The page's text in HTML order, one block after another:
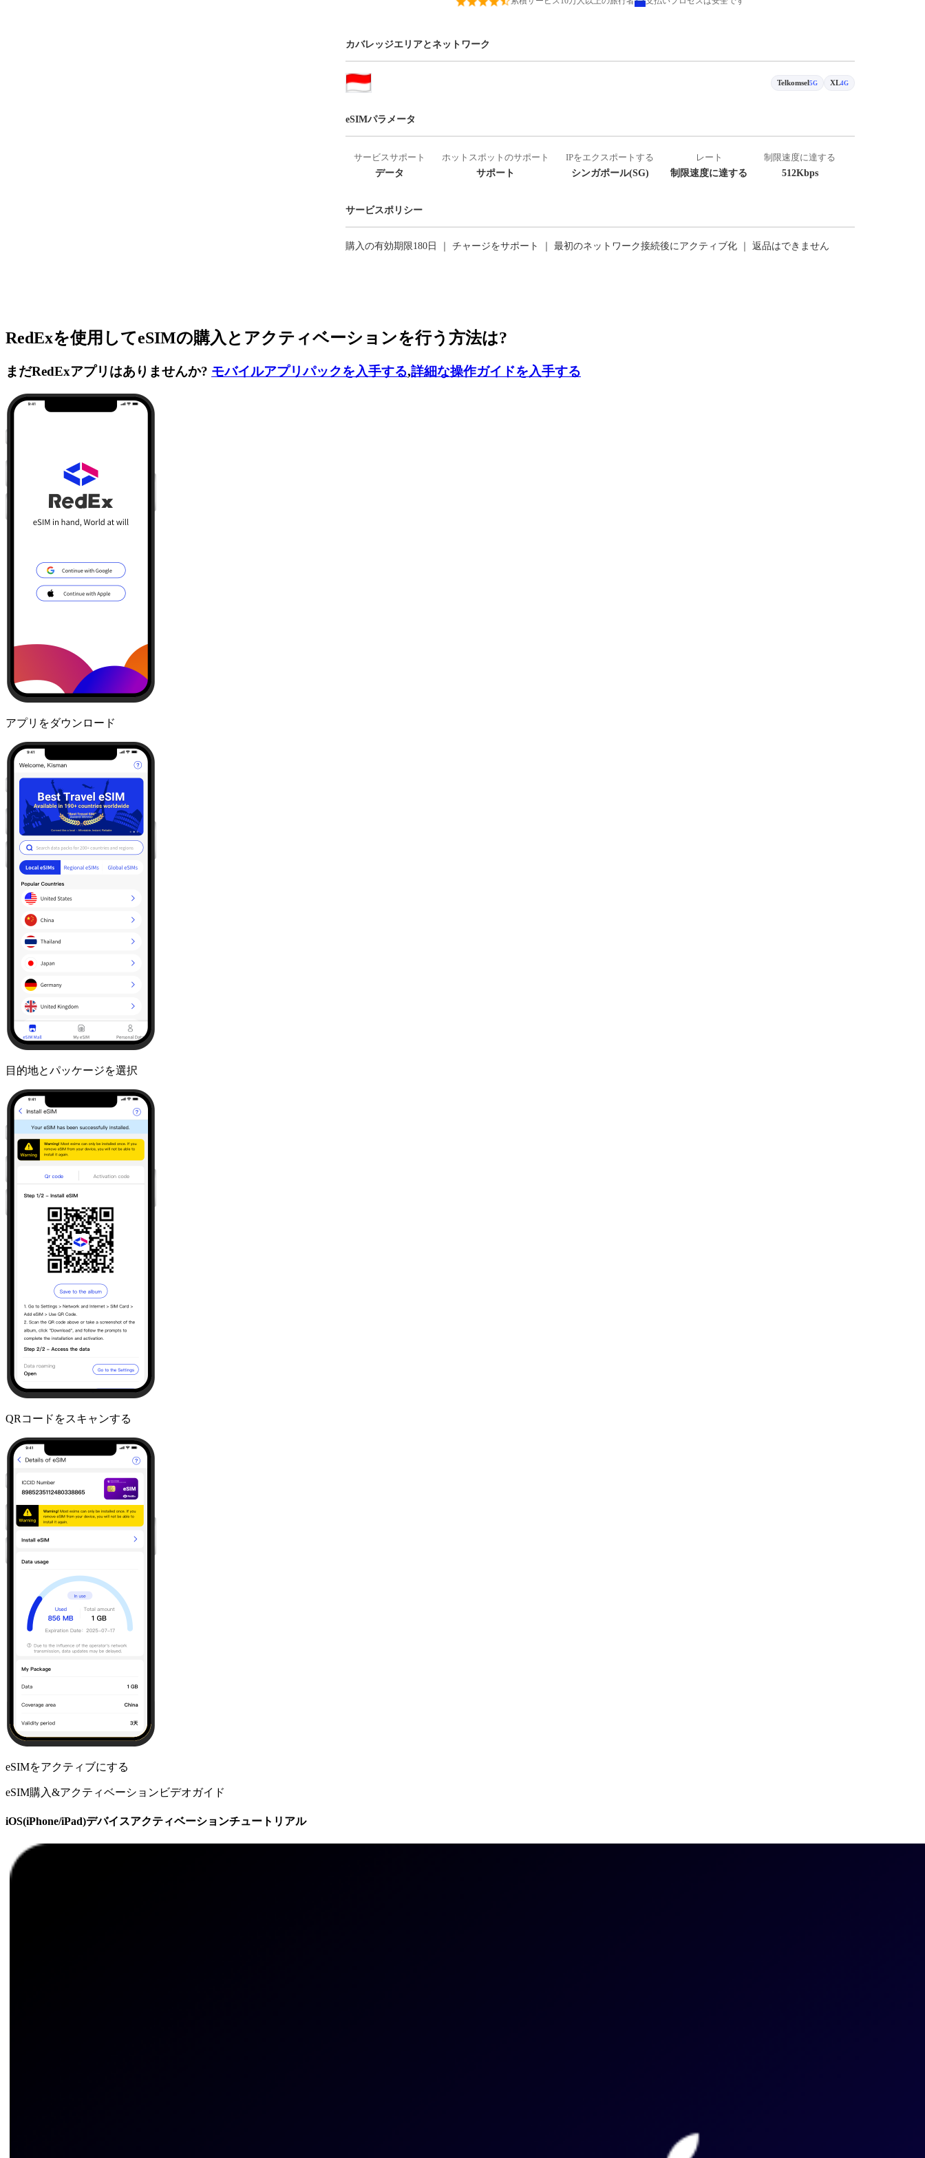
カバレッジエリアとネットワーク
Telkomsel5G XL4G
eSIMパラメータ
サービスサポート
データ
ホットスポットのサポート
サポート
IPをエクスポートする
シンガポール(SG)
レート
制限速度に達する
制限速度に達する
512Kbps
サービスポリシー
購入の有効期限180日 ｜ チャージをサポート ｜ 最初のネットワーク接続後にアクティブ化 ｜ 返品はできません
RedExを使用してeSIMの購入とアクティベーションを行う方法は?
まだRedExアプリはありませんか? モバイルアプリパックを入手する,詳細な操作ガイドを入手する
アプリをダウンロード
目的地とパッケージを選択
QRコードをスキャンする
eSIMをアクティブにする
eSIM購入&アクティベーションビデオガイド
iOS(iPhone/iPad)デバイスアクティベーションチュートリアル